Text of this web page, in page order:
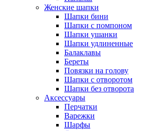
Женские шапки
Шапки бини
Шапки с помпоном
Шапки ушанки
Шапки удлиненные
Балаклавы
Береты
Повязки на голову
Шапки с отворотом
Шапки без отворота
Аксессуары
Перчатки
Варежки
Шарфы